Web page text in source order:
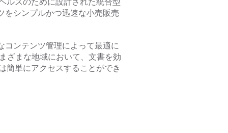
をシンプルかつ迅速な小売販売
コンテンツ管理によって最適に
ざまな地域において、文書を効
簡単にアクセスすることができ